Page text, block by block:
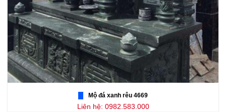
Mộ đá xanh rêu 4669
Liên hệ: 0982.583.000